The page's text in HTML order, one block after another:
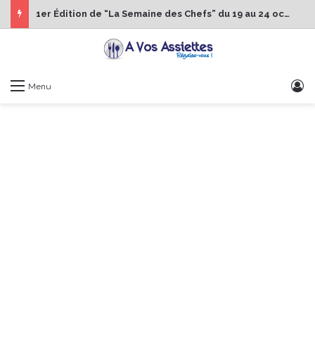
1er Édition de “La Semaine des Chefs” du 19 au 24 octobre 2026
Menu